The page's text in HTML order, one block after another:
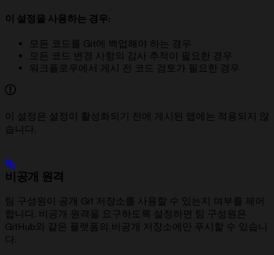
이 설정을 사용하는 경우:
모든 코드를 Git에 백업해야 하는 경우
모든 코드 변경 사항의 감사 추적이 필요한 경우
워크플로우에서 게시 전 코드 검토가 필요한 경우
이 설정은 설정이 활성화되기 전에 게시된 앱에는 적용되지 않
습니다.
비공개 원격
팀 구성원이 공개 Git 저장소를 사용할 수 있는지 여부를 제어
합니다. 비공개 원격을 요구하도록 설정하면 팀 구성원은
GitHub와 같은 플랫폼의 비공개 저장소에만 푸시할 수 있습니
다.